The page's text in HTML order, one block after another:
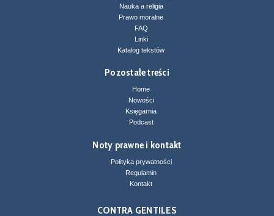
Nauka a religia
Prawo moralne
FAQ
Linki
Katalog tekstów
Pozostałe treści
Home
Nowości
Księgarnia
Podcast
Noty prawne i kontakt
Polityka prywatności
Regulamin
Kontakt
CONTRA GENTILES